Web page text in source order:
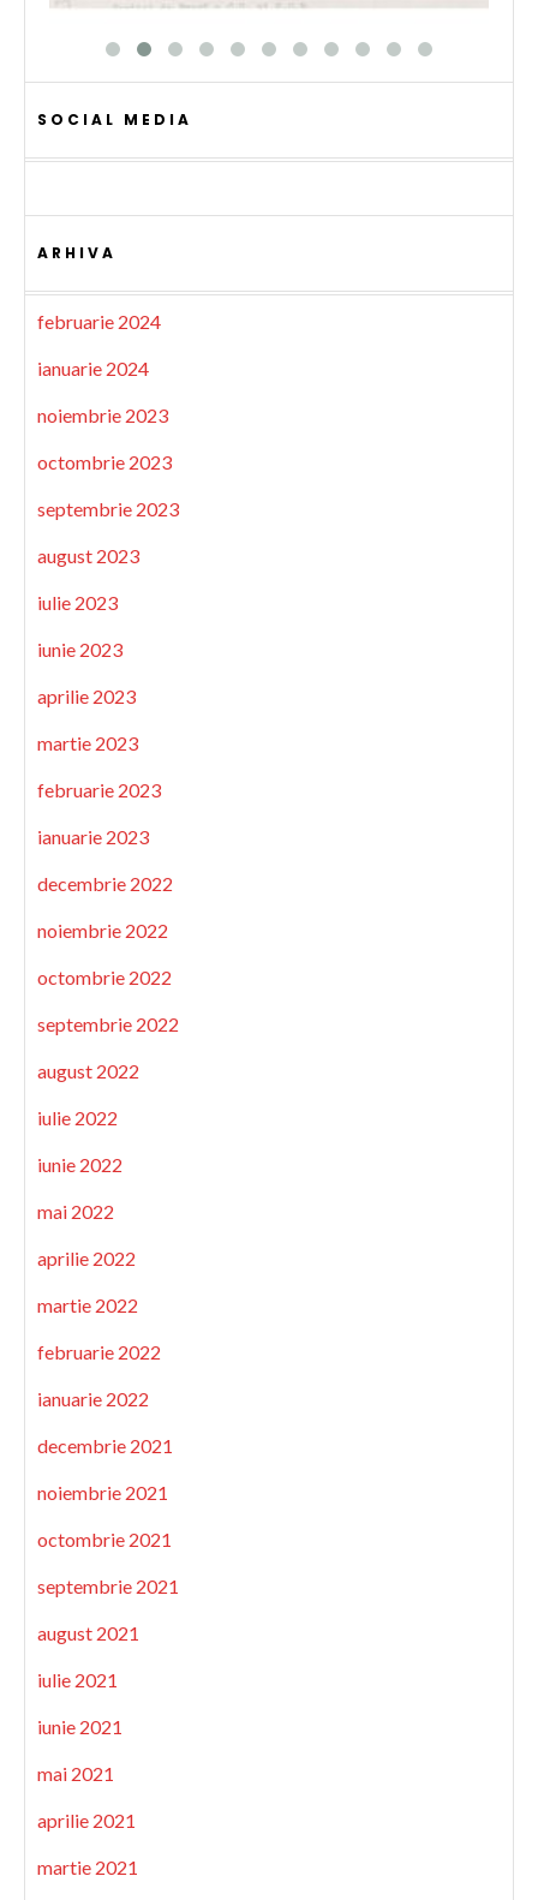
SOCIAL MEDIA
ARHIVA
februarie 2024
ianuarie 2024
noiembrie 2023
octombrie 2023
septembrie 2023
august 2023
iulie 2023
iunie 2023
aprilie 2023
martie 2023
februarie 2023
ianuarie 2023
decembrie 2022
noiembrie 2022
octombrie 2022
septembrie 2022
august 2022
iulie 2022
iunie 2022
mai 2022
aprilie 2022
martie 2022
februarie 2022
ianuarie 2022
decembrie 2021
noiembrie 2021
octombrie 2021
septembrie 2021
august 2021
iulie 2021
iunie 2021
mai 2021
aprilie 2021
martie 2021